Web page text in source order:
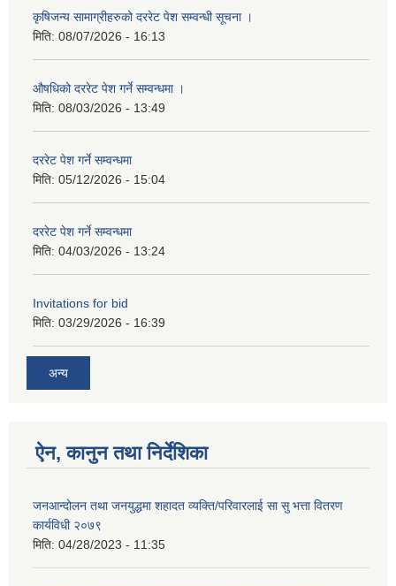
कृषिजन्य सामाग्रीहरुको दररेट पेश सम्वन्धी सूचना ।
मिति: 08/07/2026 - 16:13
औषधिको दररेट पेश गर्ने सम्वन्धमा ।
मिति: 08/03/2026 - 13:49
दररेट पेश गर्ने सम्वन्धमा
मिति: 05/12/2026 - 15:04
दररेट पेश गर्ने सम्वन्धमा
मिति: 04/03/2026 - 13:24
Invitations for bid
मिति: 03/29/2026 - 16:39
अन्य
ऐन, कानुन तथा निर्देशिका
जनआन्दोलन तथा जनयुद्धमा शहादत व्यक्ति/परिवारलाई सा सु भत्ता वितरण
कार्यविधी २०७९
मिति: 04/28/2023 - 11:35